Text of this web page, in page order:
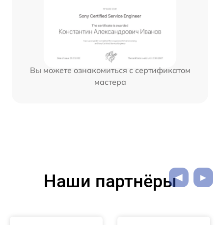
Вы можете ознакомиться с сертификатом
мастера
Наши партнёры